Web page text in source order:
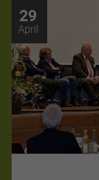
29
April